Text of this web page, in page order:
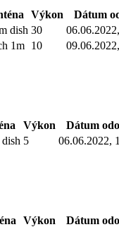
Výkon
Dátum
dish 30
1m 10
Výkon
Dátum
5 06.06.2022,
Výkon
Dátum